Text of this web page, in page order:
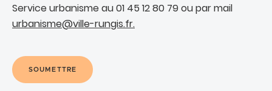
Service urbanisme au 01 45 12 80 79 ou par mail
urbanisme@ville-rungis.fr.
SOUMETTRE